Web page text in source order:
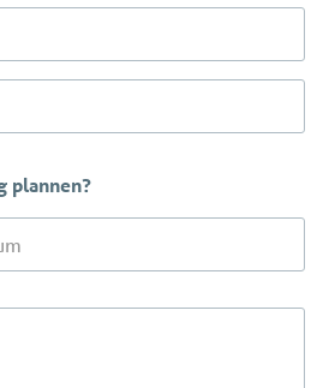
plannen?